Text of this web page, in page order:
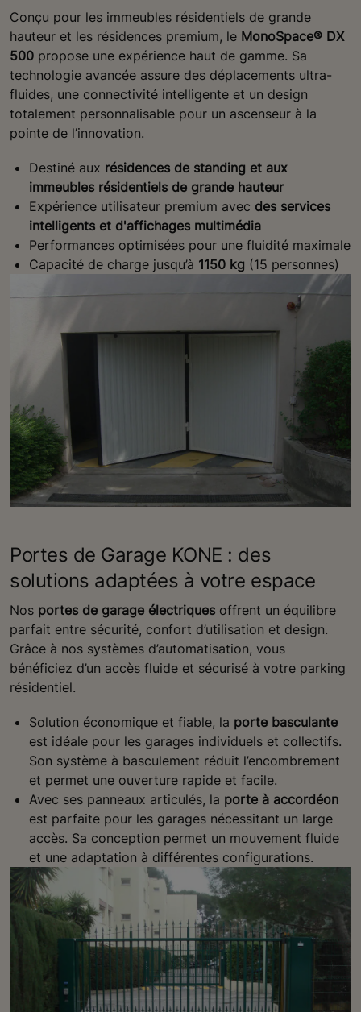
Conçu pour les immeubles résidentiels de grande
hauteur et les résidences premium, le MonoSpace® DX
500 propose une expérience haut de gamme. Sa
technologie avancée assure des déplacements ultra-
fluides, une connectivité intelligente et un design
totalement personnalisable pour un ascenseur à la
pointe de l’innovation.
Destiné aux résidences de standing et aux
immeubles résidentiels de grande hauteur
Expérience utilisateur premium avec des services
intelligents et d'affichages multimédia
Performances optimisées pour une fluidité maximale
Capacité de charge jusqu’à 1150 kg (15 personnes)
Portes de Garage KONE : des
solutions adaptées à votre espace
Nos portes de garage électriques offrent un équilibre
parfait entre sécurité, confort d’utilisation et design.
Grâce à nos systèmes d’automatisation, vous
bénéficiez d’un accès fluide et sécurisé à votre parking
résidentiel.
Solution économique et fiable, la porte basculante
est idéale pour les garages individuels et collectifs.
Son système à basculement réduit l’encombrement
et permet une ouverture rapide et facile.
Avec ses panneaux articulés, la porte à accordéon
est parfaite pour les garages nécessitant un large
accès. Sa conception permet un mouvement fluide
et une adaptation à différentes configurations.